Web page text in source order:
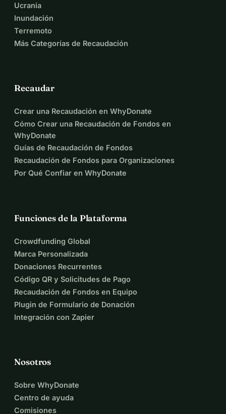
Ucrania
Inundación
Terremoto
Más Categorías de Recaudación
Recaudar
Crear una Recaudación en WhyDonate
Cómo Crear una Recaudación de Fondos en
WhyDonate
Guías de Recaudación de Fondos
Recaudación de Fondos para Organizaciones
Por Qué Confiar en WhyDonate
Funciones de la Plataforma
Crowdfunding Global
Marca Personalizada
Donaciones Recurrentes
Código QR y Solicitudes de Pago
Recaudación de Fondos en Equipo
Plugin de Formulario de Donación
Integración con Zapier
Nosotros
Sobre WhyDonate
Centro de ayuda
Comisiones